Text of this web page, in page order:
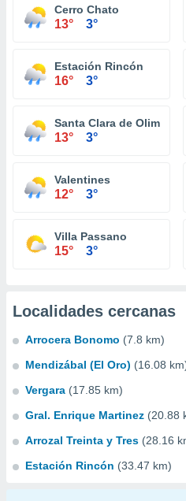
Cerro Chato
13° 3°
Estación Rincón
16° 3°
Santa Clara de Olimar
13° 3°
Valentines
12° 3°
Villa Passano
15° 3°
Localidades cercanas
Arrocera Bonomo (7.8 km)
Mendizábal (El Oro) (16.08
Vergara (17.85 km)
Gral. Enrique Martinez (20.88
Arrozal Treinta y Tres (28.16
Estación Rincón (33.47 km)